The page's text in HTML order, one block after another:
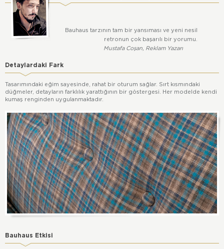
Bauhaus tarzının tam bir yansıması ve yeni nesil
retronun çok başarılı bir yorumu.
Mustafa Coşan, Reklam Yazarı
Detaylardaki Fark
Tasarımındaki eğim sayesinde, rahat bir oturum sağlar. Sırt kısmındaki
düğmeler, detayların farklılık yarattığının bir göstergesi. Her modelde kendi
kumaş renginden uygulanmaktadır.
Bauhaus Etkisi